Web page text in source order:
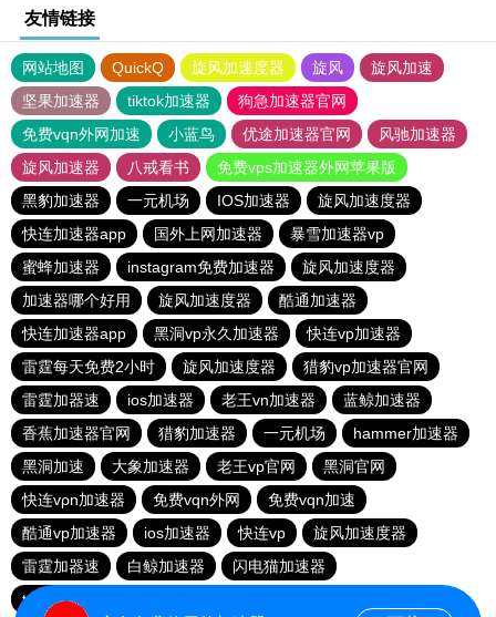
友情链接
网站地图 QuickQ 旋风加速度器 旋风
旋风加速
坚果加速器
tiktok加速器
狗急加速器官网
免费vqn外网加速
小蓝鸟 优途加速器官网
风驰加速器
旋风加速器
八戒看书
免费vps加速器外网苹果版
黑豹加速器
一元机场 IOS加速器
旋风加速度器
快连加速器app
国外上网加速器
暴雪加速器vp
蜜蜂加速器
instagram免费加速器
旋风加速度器
加速器哪个好用
旋风加速度器
酷通加速器
快连加速器app
黑洞vp永久加速器
快连vp加速器
雷霆每天免费2小时
旋风加速度器
猎豹vp加速器官网
雷霆加器速
ios加速器 老王vn加速器
蓝鲸加速器
香蕉加速器官网
猎豹加速器 一元机场
hammer加速器
黑洞加速
大象加速器 老王vp官网
黑洞官网
快连vρn加速器
免费vqn外网
免费vqn加速
酷通vp加速器
ios加速器 快连vp
旋风加速度器
雷霆加器速
白鲸加速器
闪电猫加速器
telegeram苹果加速器